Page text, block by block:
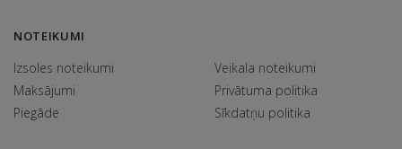
NOTEIKUMI
Izsoles noteikumi
Maksājumi
Piegāde
Veikala noteikumi
Privātuma politika
Sīkdatņu politika